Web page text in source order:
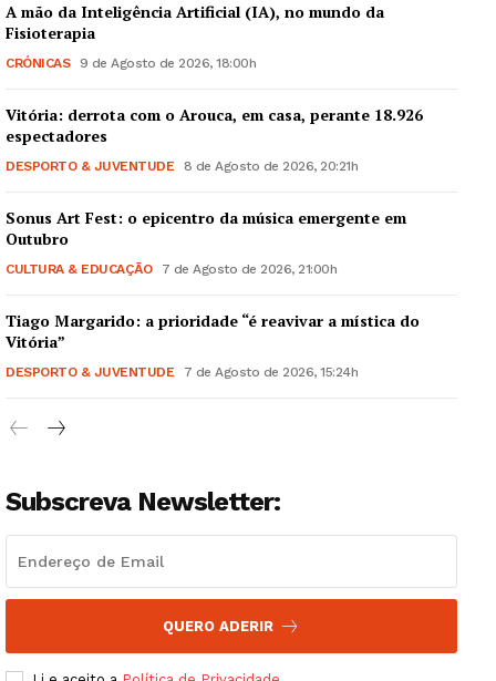
Guimarães, agora!
Institucional
Artigos
Edição Digital
Grande Entrevista
A mão da Inteligência Artificial (IA), no mundo da
Fisioterapia
CRÓNICAS 9 de Agosto de 2026, 18:00h
Vitória: derrota com o Arouca, em casa, perante 18.926
espectadores
DESPORTO & JUVENTUDE 8 de Agosto de 2026, 20:21h
Sonus Art Fest: o epicentro da música emergente em
Outubro
CULTURA & EDUCAÇÃO 7 de Agosto de 2026, 21:00h
Tiago Margarido: a prioridade “é reavivar a mística do
Vitória”
DESPORTO & JUVENTUDE 7 de Agosto de 2026, 15:24h
Subscreva Newsletter:
QUERO ADERIR